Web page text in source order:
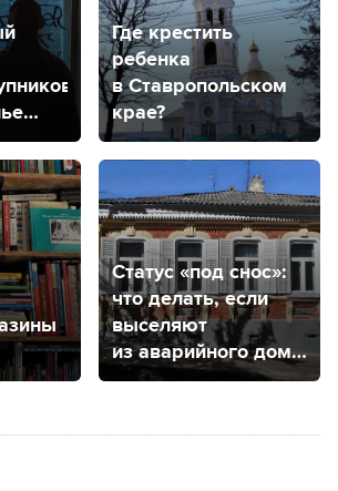
Где крестить
ребенка
в Ставропольском
крае?
Статус «под снос»:
что делать, если
выселяют
из аварийного дома
и куда обратиться
чтобы дом признали